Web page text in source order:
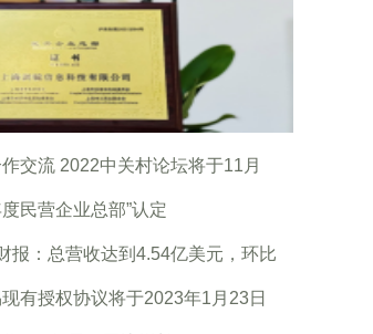
交流 2022中关村论坛将于11月
民营企业总部”认定
报：总营收达到4.54亿美元，环比
有授权协议将于2023年1月23日